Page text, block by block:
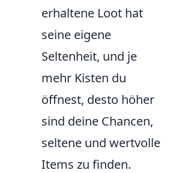
erhaltene Loot hat
seine eigene
Seltenheit, und je
mehr Kisten du
öffnest, desto höher
sind deine Chancen,
seltene und wertvolle
Items zu finden.